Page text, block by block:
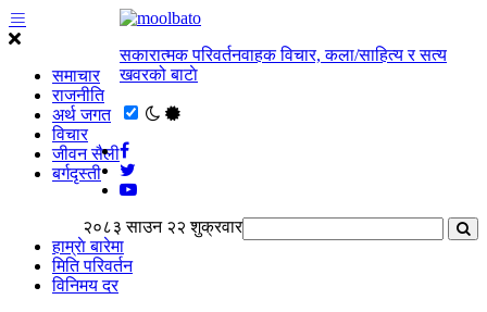
समाचार
राजनीति
अर्थ जगत
विचार
जीवन सैली
बर्गदृस्ती
सकारात्मक परिवर्तनवाहक विचार, कला/साहित्य र सत्य
खवरको बाटाे
२०८३ साउन २२ शुक्रवार
हाम्राे बारेमा
मिति परिवर्तन
विनिमय दर